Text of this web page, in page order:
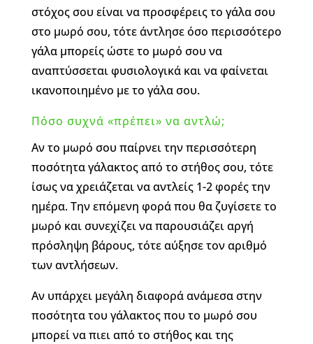
στόχος σου είναι να προσφέρεις το γάλα σου
στο μωρό σου, τότε άντλησε όσο περισσότερο
γάλα μπορείς ώστε το μωρό σου να
αναπτύσσεται φυσιολογικά και να φαίνεται
ικανοποιημένο με το γάλα σου.
Πόσο συχνά «πρέπει» να αντλώ;
Αν το μωρό σου παίρνει την περισσότερη
ποσότητα γάλακτος από το στήθος σου, τότε
ίσως να χρειάζεται να αντλείς 1-2 φορές την
ημέρα. Την επόμενη φορά που θα ζυγίσετε το
μωρό και συνεχίζει να παρουσιάζει αργή
πρόσληψη βάρους, τότε αύξησε τον αριθμό
των αντλήσεων.
Αν υπάρχει μεγάλη διαφορά ανάμεσα στην
ποσότητα του γάλακτος που το μωρό σου
μπορεί να πιει από το στήθος και της